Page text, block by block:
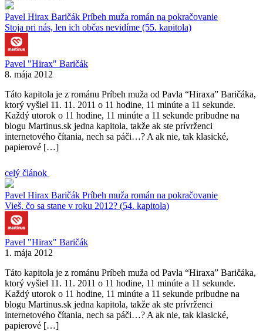
Pavel Hirax Baričák Príbeh muža román na pokračovanie
Stoja pri nás, len ich občas nevidíme (55. kapitola)
Pavel "Hirax" Baričák
8. mája 2012
Táto kapitola je z románu Príbeh muža od Pavla “Hiraxa” Baričáka,
ktorý vyšiel 11. 11. 2011 o 11 hodine, 11 minúte a 11 sekunde.
Každý utorok o 11 hodine, 11 minúte a 11 sekunde pribudne na
blogu Martinus.sk jedna kapitola, takže ak ste prívrženci
internetového čítania, nech sa páči…? A ak nie, tak klasické,
papierové […]
celý článok
Pavel Hirax Baričák Príbeh muža román na pokračovanie
Vieš, čo sa stane v roku 2012? (54. kapitola)
Pavel "Hirax" Baričák
1. mája 2012
Táto kapitola je z románu Príbeh muža od Pavla “Hiraxa” Baričáka,
ktorý vyšiel 11. 11. 2011 o 11 hodine, 11 minúte a 11 sekunde.
Každý utorok o 11 hodine, 11 minúte a 11 sekunde pribudne na
blogu Martinus.sk jedna kapitola, takže ak ste prívrženci
internetového čítania, nech sa páči…? A ak nie, tak klasické,
papierové […]